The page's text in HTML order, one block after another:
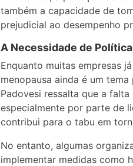
também a capacidade de
prejudicial ao desempenho
A Necessidade de
Enquanto muitas empresas
menopausa ainda é um
Padovesi ressalta que a
especialmente por parte de
contribui para o tabu em
No entanto, algumas
implementar medidas como